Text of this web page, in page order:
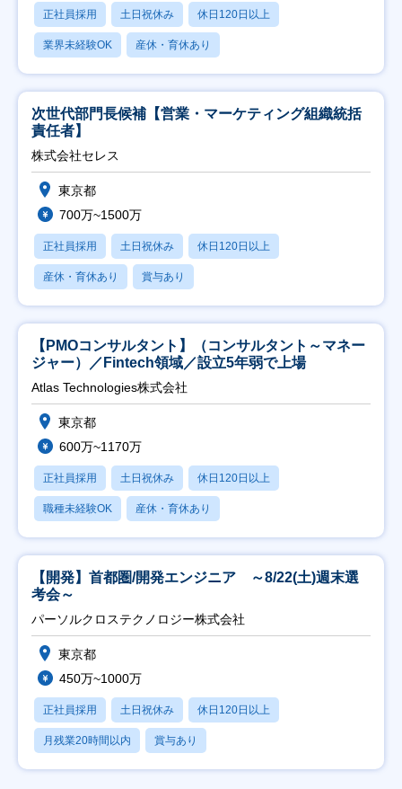
正社員採用 土日祝休み 休日120日以上
業界未経験OK 産休・育休あり
次世代部門長候補【営業・マーケティング組織統括
責任者】
株式会社セレス
東京都
700万~1500万
正社員採用 土日祝休み 休日120日以上
産休・育休あり 賞与あり
【PMOコンサルタント】（コンサルタント～マネー
ジャー）／Fintech領域／設立5年弱で上場
Atlas Technologies株式会社
東京都
600万~1170万
正社員採用 土日祝休み 休日120日以上
職種未経験OK 産休・育休あり
【開発】首都圏/開発エンジニア ～8/22(土)週末選
考会～
パーソルクロステクノロジー株式会社
東京都
450万~1000万
正社員採用 土日祝休み 休日120日以上
月残業20時間以内 賞与あり